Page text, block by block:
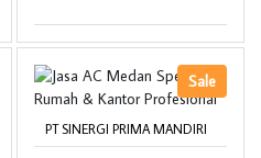
Sale
PT SINERGI PRIMA MANDIRI